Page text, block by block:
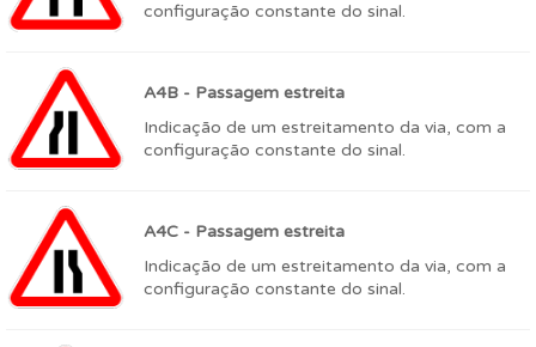
configuração constante do sinal.
A4B - Passagem estreita
Indicação de um estreitamento da via, com a
configuração constante do sinal.
A4C - Passagem estreita
Indicação de um estreitamento da via, com a
configuração constante do sinal.